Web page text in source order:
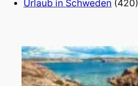
Urlaub in Schweden (420)